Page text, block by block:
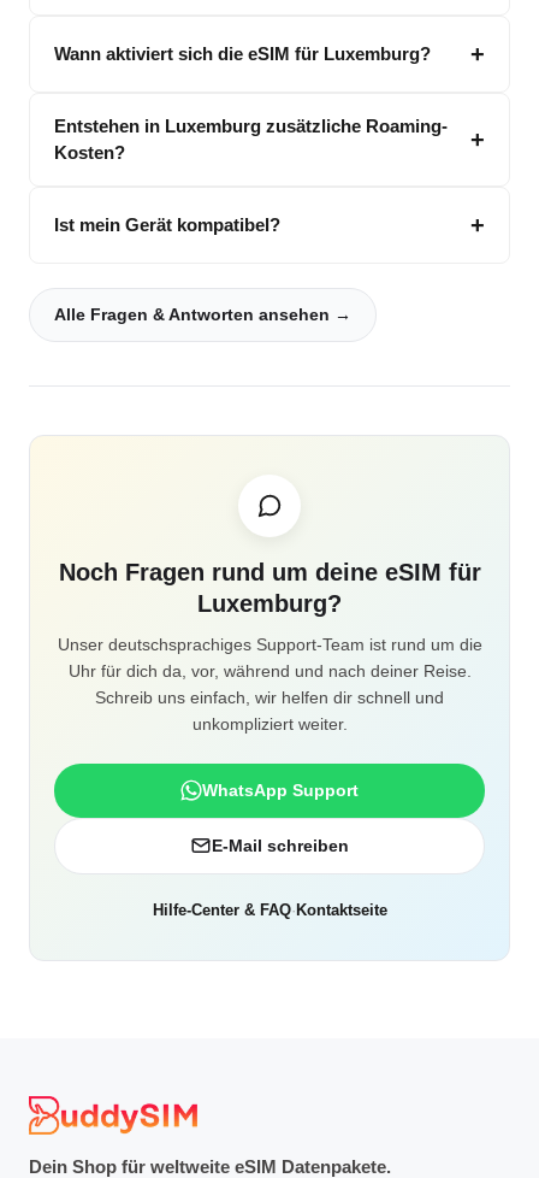
Wann aktiviert sich die eSIM für Luxemburg?
Entstehen in Luxemburg zusätzliche Roaming-
Kosten?
Ist mein Gerät kompatibel?
Alle Fragen & Antworten ansehen →
Noch Fragen rund um deine eSIM für
Luxemburg?
Unser deutschsprachiges Support-Team ist rund um die
Uhr für dich da, vor, während und nach deiner Reise.
Schreib uns einfach, wir helfen dir schnell und
unkompliziert weiter.
WhatsApp Support
E-Mail schreiben
Hilfe-Center & FAQ· Kontaktseite
Dein Shop für weltweite eSIM Datenpakete.